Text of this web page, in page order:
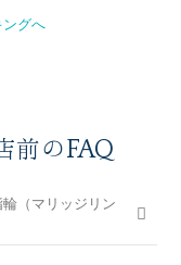
ングへ
前のFAQ
（マリッジリン